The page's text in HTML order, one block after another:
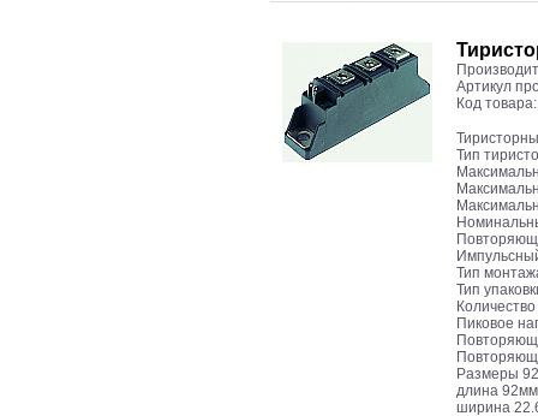
Артикул
Код
Тип
Тип
Тип
Пиковое
Размеры
длина 92мм
ширина